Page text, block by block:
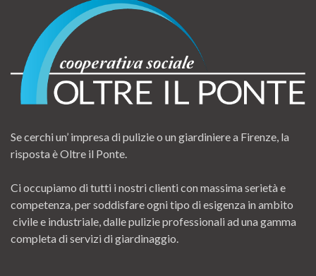
Se cerchi un’ impresa di pulizie o un giardiniere a Firenze, la
risposta è Oltre il Ponte.
Ci occupiamo di tutti i nostri clienti con massima serietà e
competenza, per soddisfare ogni tipo di esigenza in ambito
civile e industriale, dalle pulizie professionali ad una gamma
completa di servizi di giardinaggio.